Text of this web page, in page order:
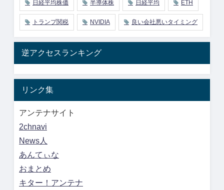
日経平均株価 半導体株 日経平均 ETH
トランプ関税 NVIDIA 良い会社悪いタイミング
逆アクセスランキング
リンク集
アンテナサイト
2chnavi
News人
あんてぃな
おまとめ
キター！アンテナ